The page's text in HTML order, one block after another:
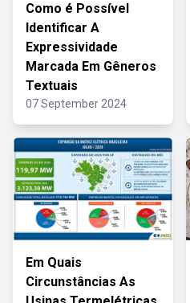
Como é Possível
Identificar A
Expressividade
Marcada Em Gêneros
Textuais
07 September 2024
Em Quais
Circunstâncias As